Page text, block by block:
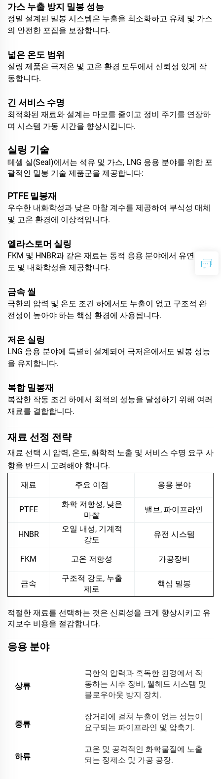
가스 누출 방지 밀봉 성능
정밀 설계된 밀봉 시스템은 누출을 최소화하고 유체 및 가스
의 안전한 포집을 보장합니다.
넓은 온도 범위
실링 제품은 극저온 및 고온 환경 모두에서 신뢰성 있게 작
동합니다.
긴 서비스 수명
최적화된 재료와 설계는 마모를 줄이고 정비 주기를 연장하
며 시스템 가동 시간을 향상시킵니다.
실링 기술
테셀 실(Seal)에서는 석유 및 가스, LNG 응용 분야를 위한 포
괄적인 밀봉 기술 제품군을 제공합니다:
PTFE 밀봉재
우수한 내화학성과 낮은 마찰 계수를 제공하여 부식성 매체
및 고온 환경에 이상적입니다.
엘라스토머 실링
FKM 및 HNBR과 같은 재료는 동적 응용 분야에서 유연성, 강
도 및 내화학성을 제공합니다.
금속 씰
극한의 압력 및 온도 조건 하에서도 누출이 없고 구조적 완
전성이 높아야 하는 핵심 환경에 사용됩니다.
저온 실링
LNG 응용 분야에 특별히 설계되어 극저온에서도 밀봉 성능
을 유지합니다.
복합 밀봉재
복잡한 작동 조건 하에서 최적의 성능을 달성하기 위해 여러
재료를 결합합니다.
재료 선정 전략
재료 선택 시 압력, 온도, 화학적 노출 및 서비스 수명 요구 사
항을 반드시 고려해야 합니다.
재료 주요 이점 응용 분야
PTFE
화학 저항성, 낮은
마찰
밸브, 파이프라인
HNBR
오일 내성, 기계적
강도
유전 시스템
FKM 고온 저항성 가공장비
금속
구조적 강도, 누출
제로
핵심 밀봉
적절한 재료를 선택하는 것은 신뢰성을 크게 향상시키고 유
지보수 비용을 절감합니다.
응용 분야
상류
극한의 압력과 혹독한 환경에서 작
동하는 시추 장비, 웰헤드 시스템 및
블로우아웃 방지 장치.
중류
장거리에 걸쳐 누출이 없는 성능이
요구되는 파이프라인 및 압축기.
하류
고온 및 공격적인 화학물질에 노출
되는 정제소 및 가공 공장.